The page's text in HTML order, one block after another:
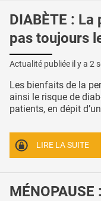
DIABÈTE :
pas toujours
Actualité publiée il y a 2
Les bienfaits de la
ainsi le risque de
patients, en dépit
LIRE LA SUITE